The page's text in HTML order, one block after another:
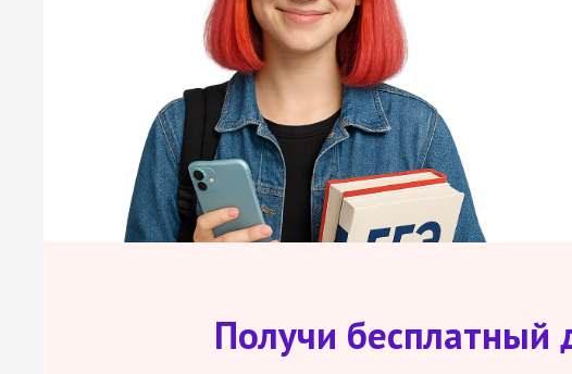
Получи бесплатный